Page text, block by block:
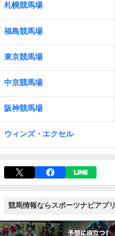
札幌競馬場
福島競馬場
東京競馬場
中京競馬場
阪神競馬場
ウィンズ・エクセル
競馬情報ならスポーツナビアプリ